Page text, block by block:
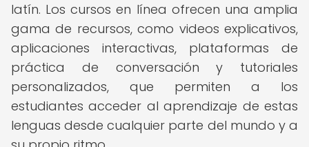
latín. Los cursos en línea ofrecen una amplia
gama de recursos, como videos explicativos,
aplicaciones interactivas, plataformas de
práctica de conversación y tutoriales
personalizados, que permiten a los
estudiantes acceder al aprendizaje de estas
lenguas desde cualquier parte del mundo y a